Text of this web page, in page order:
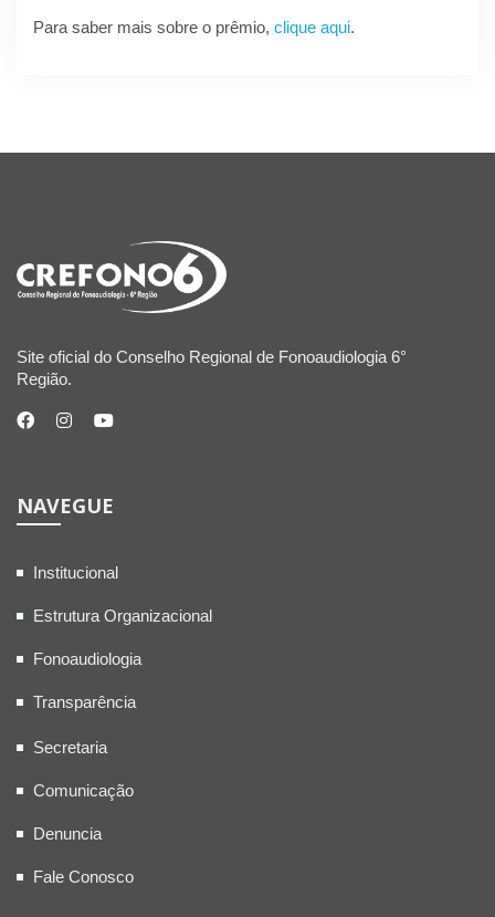
Para saber mais sobre o prêmio, clique aqui.
Site oficial do Conselho Regional de Fonoaudiologia 6°
Região.
NAVEGUE
Institucional
Estrutura Organizacional
Fonoaudiologia
Transparência
Secretaria
Comunicação
Denuncia
Fale Conosco